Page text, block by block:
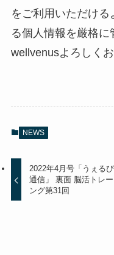
をご利用いただけ
る個人情報を厳格に
wellvenusよろしく
NEWS
2022年4月号「うぇる
通信」 裏面 脳活トレ
ング第31回